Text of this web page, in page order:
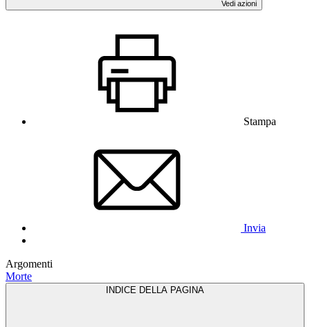
Vedi azioni
Stampa
Invia
Argomenti
Morte
INDICE DELLA PAGINA